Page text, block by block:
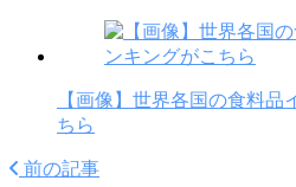
【画像】世界各国の食料品
ちら
前の記事